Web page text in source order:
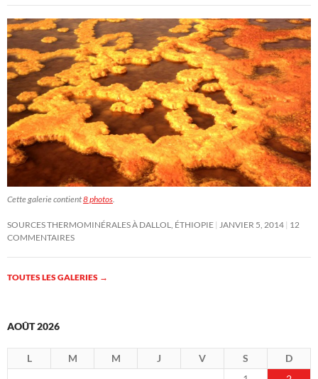
Cette galerie contient8 photos
SOURCES THERMOMINÉRALES À DALLOL, ÉTHIOPIE JANVIER 5, 2014 12
COMMENTAIRES
TOUTES LES GALERIES →
AOÛT 2026
L M M J V S
D